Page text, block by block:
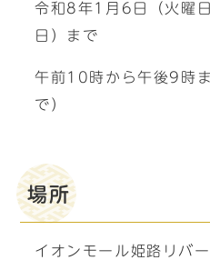
令和8年1月6日（火曜
日）まで
午前10時から午後9時
で）
場所
イオンモール姫路リバ